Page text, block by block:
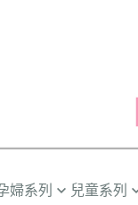
婦系列 兒童系列